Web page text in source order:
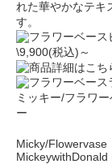
れた華やかなテキ
す。
\9,900(税込)～
ミッキー/フラワ
ー
Micky/Flowervase
MickeywithDonald